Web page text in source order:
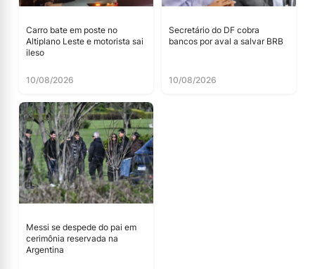
Carro bate em poste no
Altiplano Leste e motorista sai
ileso
10/08/2026
Secretário do DF cobra
bancos por aval a salvar BRB
10/08/2026
Messi se despede do pai em
cerimônia reservada na
Argentina